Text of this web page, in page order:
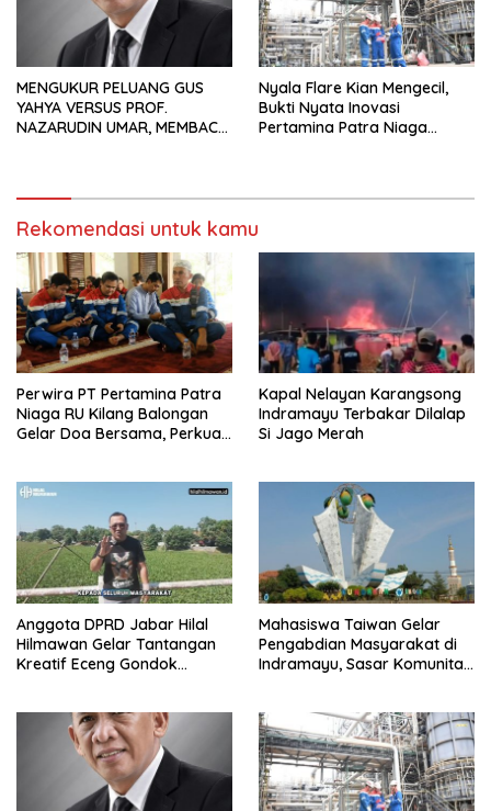
MENGUKUR PELUANG GUS
YAHYA VERSUS PROF.
NAZARUDIN UMAR, MEMBACA
Nyala Flare Kian Mengecil,
Bukti Nyata Inovasi
Pertamina Patra Niaga
Rekomendasi untuk kamu
Perwira PT Pertamina Patra
Niaga RU Kilang Balongan
Gelar Doa Bersama, Perkuat
Kapal Nelayan Karangsong
Indramayu Terbakar Dilalap
Si Jago Merah
Anggota DPRD Jabar Hilal
Hilmawan Gelar Tantangan
Kreatif Eceng Gondok
Mahasiswa Taiwan Gelar
Pengabdian Masyarakat di
Indramayu, Sasar Komunitas